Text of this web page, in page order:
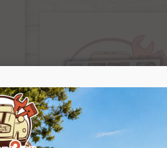
Calandre Nouveau Modèle